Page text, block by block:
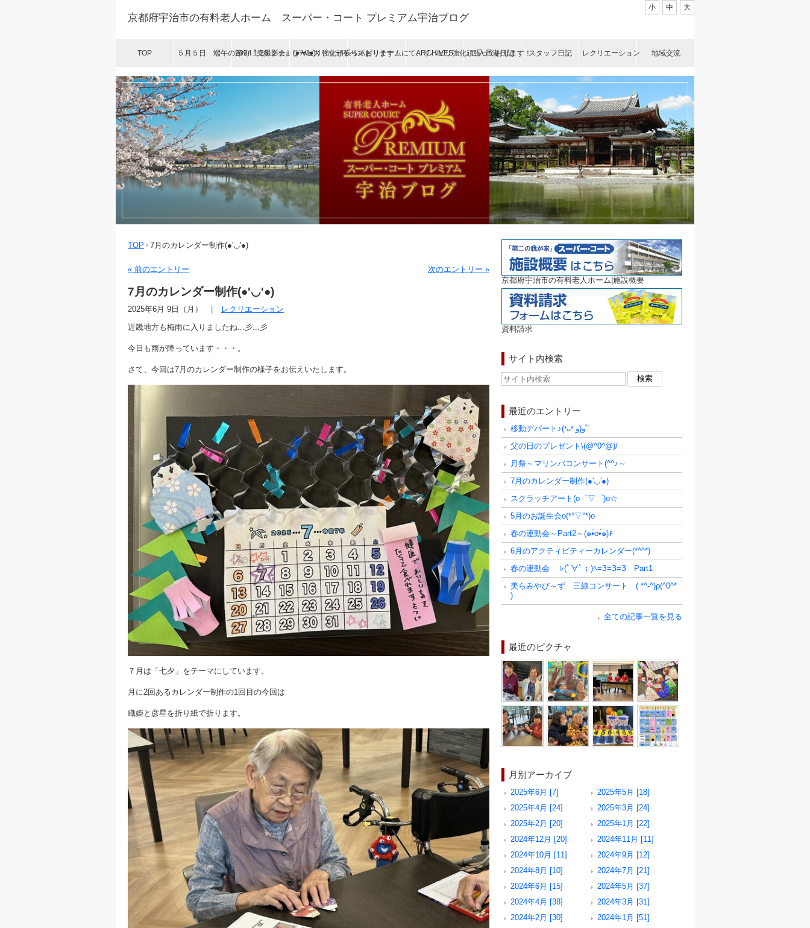
京都府宇治市の有料老人ホーム スーパー・コート プレミアム宇治ブログ
TOP ５月５日 端午の節句『兜撮影会』(●ˇ∀ˇ●)
2024.1.28 ファミリーヒストリーイベント
リハビリ強化頑張っております！リハビリチームにて、リハビリ強化頑張っております！
ARCHIVES ご入居者日記 スタッフ日記 レクリエーション 地域交流
小 中 大
TOP 7月のカレンダー制作(●'◡'●)
« 前のエントリー 次のエントリー »
7月のカレンダー制作(●'◡'●)
2025年6月 9日（月）
レクリエーション
近畿地方も梅雨に入りましたね...彡...彡
今日も雨が降っています・・・。
さて、今回は7月のカレンダー制作の様子をお伝えいたします。
７月は「七夕」をテーマにしています。
月に2回あるカレンダー制作の1回目の今回は
織姫と彦星を折り紙で折ります。
京都府宇治市の有料老人ホーム|施設概要
資料請求
サイト内検索
最近のエントリー
移動デパート♪(❛ᴗ❛ و(و˚˙
父の日のプレゼント\(@^0^@)/
月祭～マリンバコンサート(^^♪～
7月のカレンダー制作(●'◡'●)
スクラッチアート(o゜▽゜)o☆
5月のお誕生会o(*°▽°*)o
春の運動会～Part2～(๑•̀o•́๑)۶
6月のアクティビティーカレンダー(*^^*)
春の運動会 ﾚ(ﾟ∀ﾟ；)ﾍ=З=З=З Part1
美らみやび～ず 三線コンサート ( *^-^)ρ(^0^*
)
全ての記事一覧を見る
最近のピクチャ
月別アーカイブ
2025年6月 [7]
2025年5月 [18]
2025年4月 [24]
2025年3月 [24]
2025年2月 [20]
2025年1月 [22]
2024年12月 [20]
2024年11月 [11]
2024年10月 [11]
2024年9月 [12]
2024年8月 [10]
2024年7月 [21]
2024年6月 [15]
2024年5月 [37]
2024年4月 [38]
2024年3月 [31]
2024年2月 [30]
2024年1月 [51]